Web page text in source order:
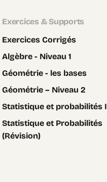
Exercices & Supports
Exercices Corrigés
Algèbre - Niveau 1
Géométrie - les bases
Géométrie – Niveau 2
Statistique et probabilités I
Statistique et Probabilités
(Révision)